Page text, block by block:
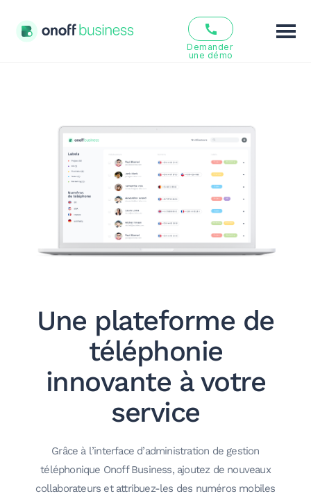
Ressources
Qui sommes nous ?
EN
Demander
une démo
Une plateforme de
téléphonie
innovante à votre
service
Grâce à l’interface d’administration de gestion
téléphonique Onoff Business, ajoutez de nouveaux
collaborateurs et attribuez-les des numéros mobiles